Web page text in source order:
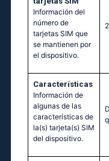
Información del
número de
tarjetas SIM que
se mantienen por
el dispositivo.
2
Características
Información de
algunas de las
características de
la(s) tarjeta(s) SIM
del dispositivo.